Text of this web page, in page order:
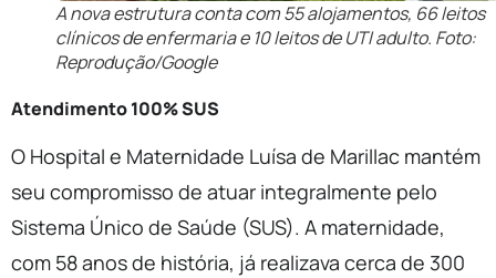
A nova estrutura conta com 55 alojamentos, 66 leitos
clínicos de enfermaria e 10 leitos de UTI adulto. Foto:
Reprodução/Google
Atendimento 100% SUS
O Hospital e Maternidade Luísa de Marillac mantém
seu compromisso de atuar integralmente pelo
Sistema Único de Saúde (SUS). A maternidade,
com 58 anos de história, já realizava cerca de 300